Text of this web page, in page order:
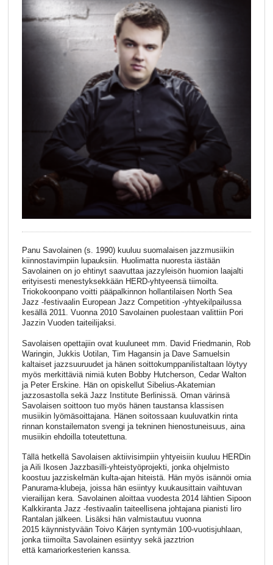
Panu Savolainen (s. 1990) kuuluu suomalaisen jazzmusiikin
kiinnostavimpiin lupauksiin. Huolimatta nuoresta iästään
Savolainen on jo ehtinyt saavuttaa jazzyleisön huomion laajalti
erityisesti menestyksekkään HERD-yhtyeensä tiimoilta.
Triokokoonpano voitti pääpalkinnon hollantilaisen North Sea
Jazz -festivaalin European Jazz Competition -yhtyekilpailussa
kesällä 2011. Vuonna 2010 Savolainen puolestaan valittiin Pori
Jazzin Vuoden taiteilijaksi.
Savolaisen opettajiin ovat kuuluneet mm. David Friedmanin, Rob
Waringin, Jukkis Uotilan, Tim Hagansin ja Dave Samuelsin
kaltaiset jazzsuuruudet ja hänen soittokumppanilistaltaan löytyy
myös merkittäviä nimiä kuten Bobby Hutcherson, Cedar Walton
ja Peter Erskine. Hän on opiskellut Sibelius-Akatemian
jazzosastolla sekä Jazz Institute Berlinissä. Oman värinsä
Savolaisen soittoon tuo myös hänen taustansa klassisen
musiikin lyömäsoittajana. Hänen soitossaan kuuluvatkin rinta
rinnan konstailematon svengi ja tekninen hienostuneisuus, aina
musiikin ehdoilla toteutettuna.
Tällä hetkellä Savolaisen aktiivisimpiin yhtyeisiin kuuluu HERDin
ja Aili Ikosen Jazzbasilli-yhteistyöprojekti, jonka ohjelmisto
koostuu jazziskelmän kulta-ajan hiteistä. Hän myös isännöi omia
Panurama-klubeja, joissa hän esiintyy kuukausittain vaihtuvan
vierailijan kera. Savolainen aloittaa vuodesta 2014 lähtien Sipoon
Kalkkiranta Jazz -festivaalin taiteellisena johtajana pianisti Iiro
Rantalan jälkeen. Lisäksi hän valmistautuu vuonna
2015 käynnistyvään Toivo Kärjen syntymän 100-vuotisjuhlaan,
jonka tiimoilta Savolainen esiintyy sekä jazztrion
että kamariorkesterien kanssa.